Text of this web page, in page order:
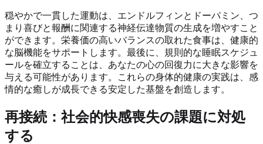
穏やかで一貫した運動は、エンドルフィンとドーパミン、つ
まり喜びと報酬に関連する神経伝達物質の生成を増やすこと
ができます。栄養価の高いバランスの取れた食事は、健康的
な脳機能をサポートします。最後に、規則的な睡眠スケジュ
ールを確立することは、あなたの心の回復力に大きな影響を
与える可能性があります。これらの身体的健康の実践は、感
情的な癒しが成長できる安定した基盤を創造します。
再接続：社会的快感喪失の課題に対処
する